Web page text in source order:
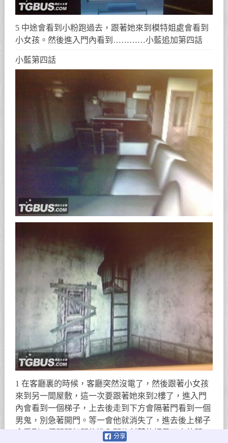
5 中途會看到小粉跑過去，跟著她來到模特姐處會看到
小女孩。然後進入門內看到…………小藍追加第四話
小藍第四話
1 在客廳裏的時候，客廳突然沒電了，然後跟著小女孩
來到另一間屋敷，這一次要跟著她來到2樓了，進入門
內會看到一個梯子，上去後走到下方會隔著門看到一個
男鬼，別急著開門。等一會他就消失了，進去後上梯子
會看到一個開關打開後進入那條斜著的板子下方的門
分享